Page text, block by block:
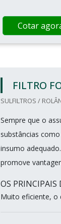
Cotar
FILTRO
SULFILTROS /
Sempre que o
substâncias
insumo
promove
OS PRINCIPAIS
Muito eficiente, o